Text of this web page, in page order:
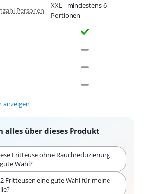
Personen
XXL - mindestens 6
Portionen
anzeigen
alles über dieses Produkt
Fritteuse ohne Rauchreduzierung
Wahl?
Fritteusen eine gute Wahl für meine